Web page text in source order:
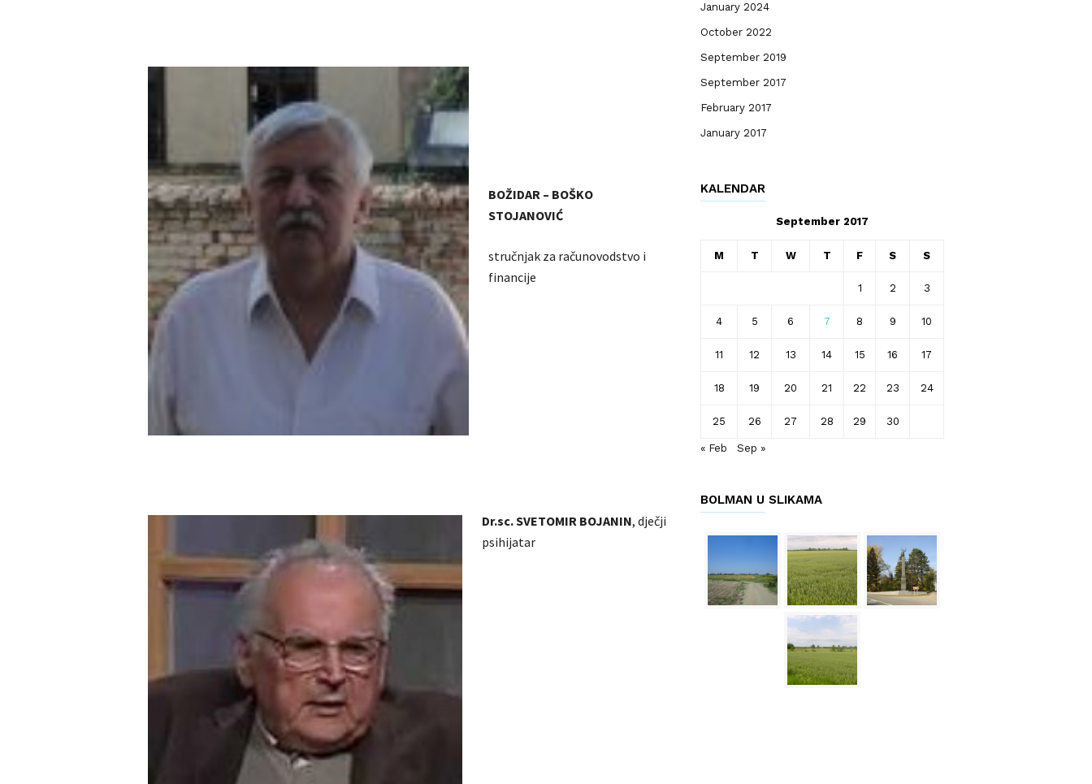
BOŽIDAR – BOŠKO
STOJANOVIĆ
stručnjak za računovodstvo i
financije
Dr.sc. SVETOMIR BOJANIN, dječji
psihijatar
January 2024
October 2022
September 2019
September 2017
February 2017
January 2017
KALENDAR
September 2017
M T W T F S S
1 2 3
4 5 6 7 8 9 10
11 12 13 14 15 16 17
18 19 20 21 22 23 24
25 26 27 28 29 30
« Feb Sep »
BOLMAN U SLIKAMA